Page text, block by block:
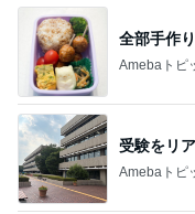
全部手作
Amebaトピ
受験をリ
Amebaトピ